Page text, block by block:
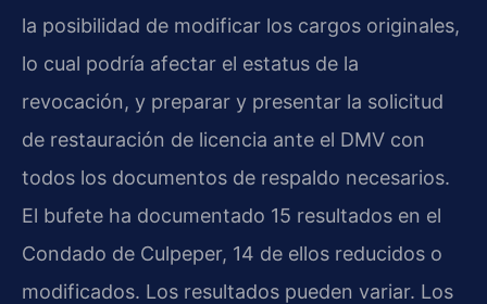
la posibilidad de modificar los cargos originales,
lo cual podría afectar el estatus de la
revocación, y preparar y presentar la solicitud
de restauración de licencia ante el DMV con
todos los documentos de respaldo necesarios.
El bufete ha documentado 15 resultados en el
Condado de Culpeper, 14 de ellos reducidos o
modificados. Los resultados pueden variar. Los